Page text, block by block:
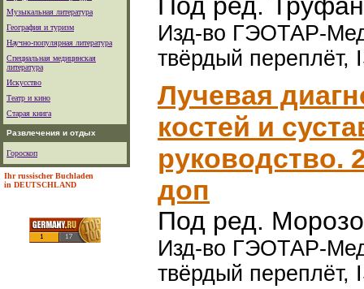
Музыкальная литература
География и туризм
Научно-популярная литература
Специальная медицинская
литература
Искусство
Театр и кино
Старая книга
Развлечения и отдых
Гороскоп
Ihr russischer Buchladen
in DEUTSCHLAND
Изд-во ГЭОТАР-
твёрдый переплёт,
Лучевая
костей и
руководство.
доп
Под ред.
Изд-во ГЭОТАР-
твёрдый переплёт,